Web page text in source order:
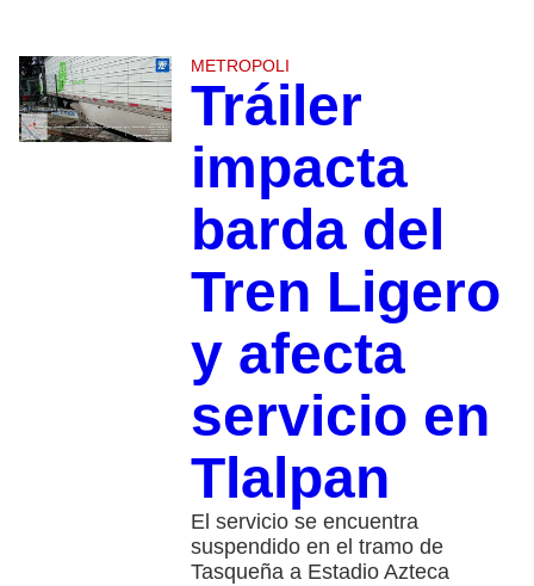
METROPOLI
Tráiler
impacta
barda del
Tren Ligero
y afecta
servicio en
Tlalpan
El servicio se encuentra
suspendido en el tramo de
Tasqueña a Estadio Azteca